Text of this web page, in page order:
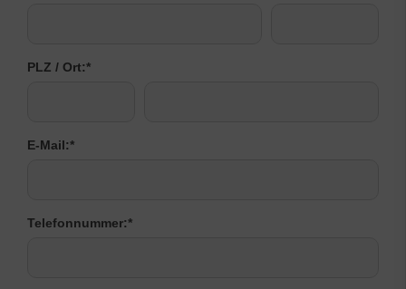
PLZ / Ort:*
E-Mail:*
Telefonnummer:*